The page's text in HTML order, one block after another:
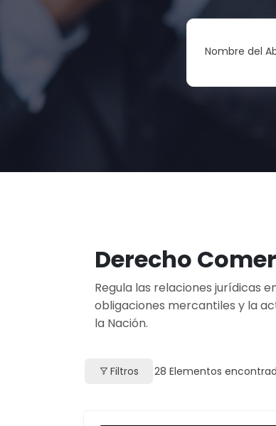
Nombre del
Derecho
Regula las relaciones jurídicas
obligaciones mercantiles y la
la Nación.
Filtros 28 Elementos